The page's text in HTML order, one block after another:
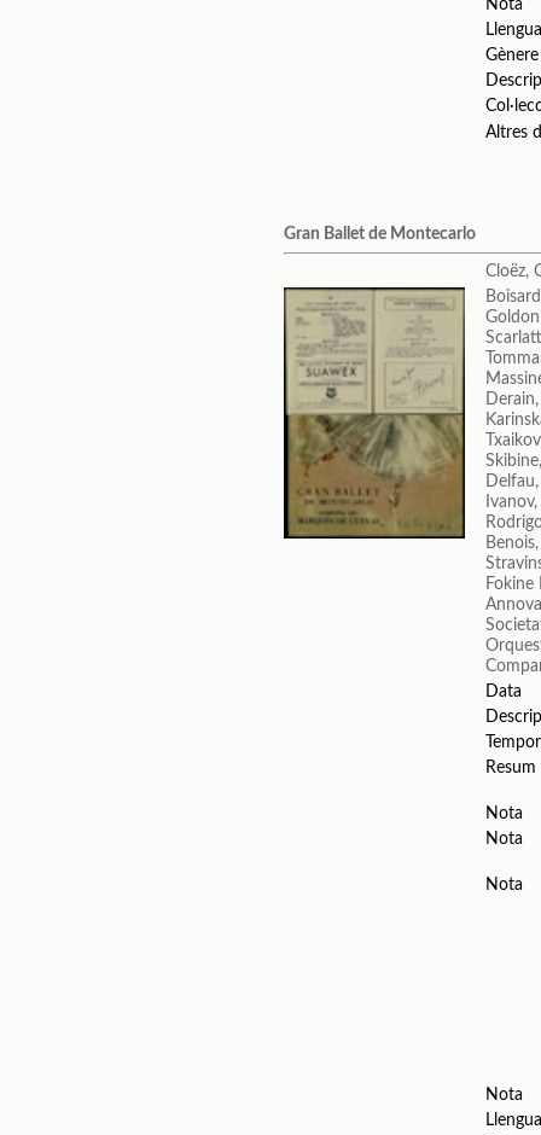
Nota
Gènere
Altres
Gran Ballet de Montecarlo
Cloëz,
Fokine
Data
Resum
Nota
Nota
Nota
Nota